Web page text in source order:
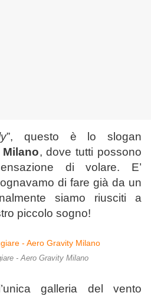
”, questo è lo slogan
, dove tutti possono
di volare. E’
di fare già da un
siamo riusciti a
piccolo sogno!
- Aero Gravity Milano
galleria del vento